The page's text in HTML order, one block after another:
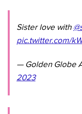
Sister love with
pic.twitter.com/
— Golden Globe
2023